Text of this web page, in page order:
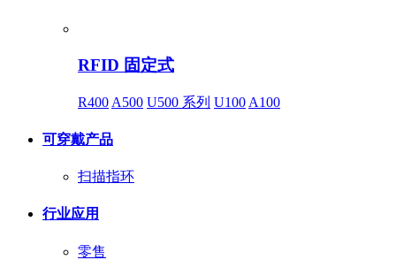
RFID 固定式
R400 A500 U500 系列 U100 A100
可穿戴产品
扫描指环
行业应用
零售